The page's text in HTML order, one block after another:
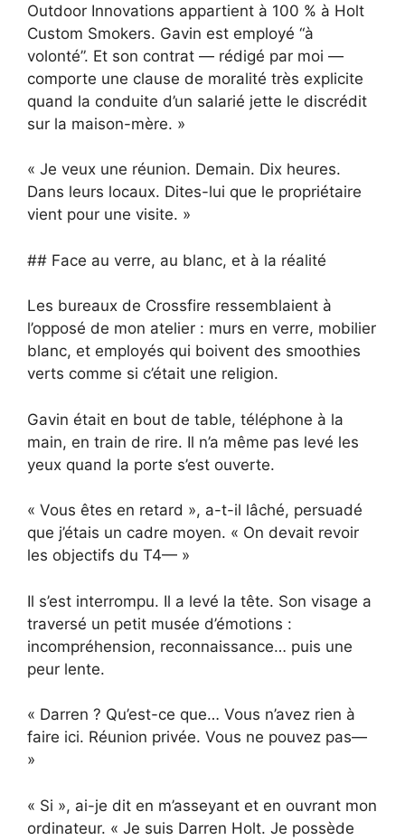
Outdoor Innovations appartient à 100 % à Holt
Custom Smokers. Gavin est employé “à
volonté”. Et son contrat — rédigé par moi —
comporte une clause de moralité très explicite
quand la conduite d’un salarié jette le discrédit
sur la maison-mère. »
« Je veux une réunion. Demain. Dix heures.
Dans leurs locaux. Dites-lui que le propriétaire
vient pour une visite. »
## Face au verre, au blanc, et à la réalité
Les bureaux de Crossfire ressemblaient à
l’opposé de mon atelier : murs en verre, mobilier
blanc, et employés qui boivent des smoothies
verts comme si c’était une religion.
Gavin était en bout de table, téléphone à la
main, en train de rire. Il n’a même pas levé les
yeux quand la porte s’est ouverte.
« Vous êtes en retard », a-t-il lâché, persuadé
que j’étais un cadre moyen. « On devait revoir
les objectifs du T4— »
Il s’est interrompu. Il a levé la tête. Son visage a
traversé un petit musée d’émotions :
incompréhension, reconnaissance… puis une
peur lente.
« Darren ? Qu’est-ce que… Vous n’avez rien à
faire ici. Réunion privée. Vous ne pouvez pas—
»
« Si », ai-je dit en m’asseyant et en ouvrant mon
ordinateur. « Je suis Darren Holt. Je possède